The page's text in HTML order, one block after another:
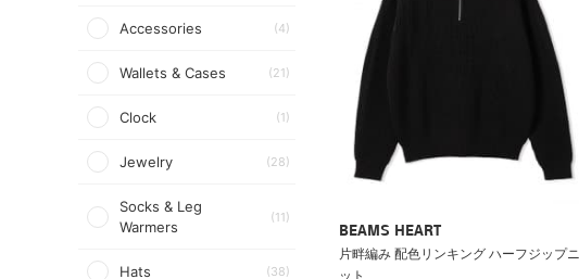
Accessories (4)
Wallets & Cases (21)
Clock (1)
Jewelry (28)
Socks & Leg
Warmers
(11)
Hats (38)
BEAMS HEART
片畔編み 配色リンキング ハーフジップニ
ット